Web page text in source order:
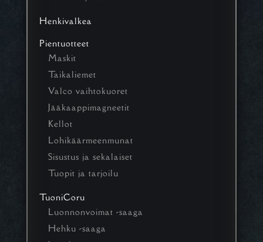
Henkivalkea
Pientuotteet
Maskit
Taikaliemet
Valco vaihtokuoret
Jääkaappimagneetit
Kellot
Lohikäärmeenmunat
Sisustus ja sekalaiset
Tuopit ja tarjoilu
TuoniCoru
Luonnonvoimat -saaga
Hehku -saaga